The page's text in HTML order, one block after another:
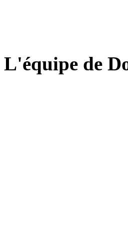
L'équipe de